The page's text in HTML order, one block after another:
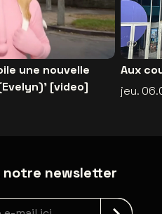
une nouvelle
[video]
Aux
jeu.
notre newsletter